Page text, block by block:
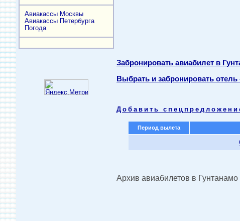
Авиакассы Москвы
Авиакассы Петербурга
Погода
Забронировать авиабилет в
Выбрать и забронировать отель
Добавить
Период вылета
Архив авиабилетов в Гунтанамо